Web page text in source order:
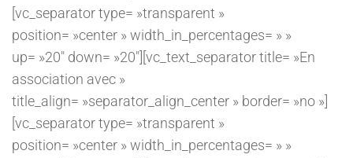
[vc_separator type= »transparent »
position= »center » width_in_percentages= » »
up= »20″ down= »20″][vc_text_separator title= »En
association avec »
title_align= »separator_align_center » border= »no »]
[vc_separator type= »transparent »
position= »center » width_in_percentages= » »